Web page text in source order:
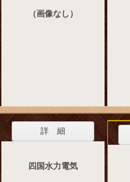
（画像なし）
詳 細
四国水力電気